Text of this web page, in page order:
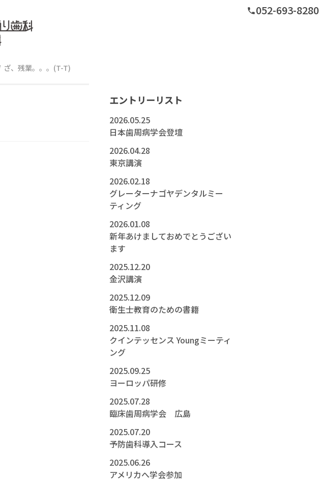
phone052-693-8280
ざ、残業。。。(T-T)
エントリーリスト
2026.05.25
日本歯周病学会登壇
2026.04.28
東京講演
2026.02.18
グレーターナゴヤデンタルミー
ティング
2026.01.08
新年あけましておめでとうござい
ます
2025.12.20
金沢講演
2025.12.09
衛生士教育のための書籍
2025.11.08
クインテッセンス Youngミーティ
ング
2025.09.25
ヨーロッパ研修
2025.07.28
臨床歯周病学会 広島
2025.07.20
予防歯科導入コース
2025.06.26
アメリカへ学会参加